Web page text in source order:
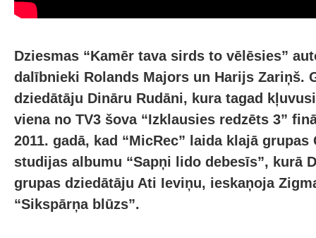
Dziesmas “Kamēr tava sirds to vēlēsies”
dalībnieki Rolands Majors un Harijs Zariņš.
dziedātāju Dināru Rudāni, kura tagad
viena no TV3 šova “Izklausies redzēts 3”
2011. gadā, kad “MicRec” laida klajā grupas
studijas albumu “Sapņi lido debesīs”, kurā
grupas dziedātāju Ati Ieviņu, ieskaņoja
“Sikspārņa blūzs”.